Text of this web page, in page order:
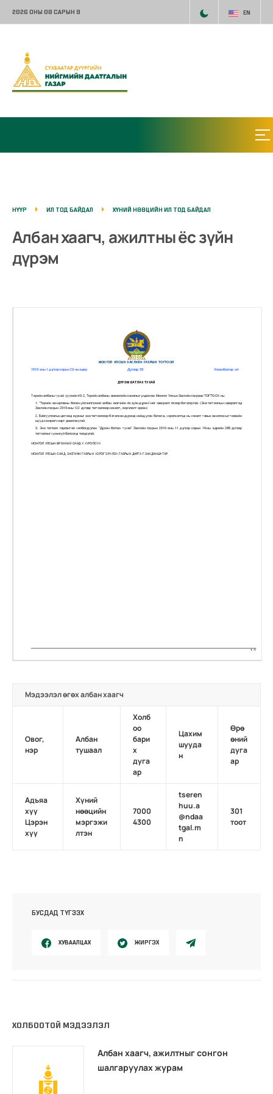
2026 ОНЫ 08 САРЫН 9 EN
НҮҮР ИЛ ТОД БАЙДАЛ ХҮНИЙ НӨӨЦИЙН ИЛ ТОД БАЙДАЛ
Албан хаагч, ажилтны ёс зүйн
дүрэм
Мэдээлэл өгөх албан хаагч
Овог,
нэр
Албан
тушаал
Холб
оо
бари
х
дуга
ар
Цахим
шууда
н
Өрө
өний
дуга
ар
Адъяа
хүү
Цэрэн
хүү
Хүний
нөөцийн
мэргэжи
лтэн
7000
4300
tseren
huu.a
@ndaa
tgal.m
n
301
тоот
БУСДАД ТҮГЭЭХ
ХУВААЛЦАХ ЖИРГЭХ
ХОЛБООТОЙ МЭДЭЭЛЭЛ
Албан хаагч, ажилтныг сонгон
шалгаруулах журам